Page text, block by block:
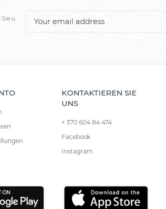
u.
KONTAKTIEREN SIE
UNS
+ 370 604 84 474
Facebook
Instagram